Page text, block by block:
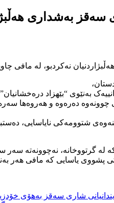
سەقز بەشداری
نەکردبو، لە مافی
۱۳۹٦ی هەتاوی،
چوونەوە دەرەوە و هەروەها
شتوومەکی نایاسایی،
کە لە گرتووخانە،
پشووی یاسایی کە مافی هەر
شاری سەقز بەهۆی